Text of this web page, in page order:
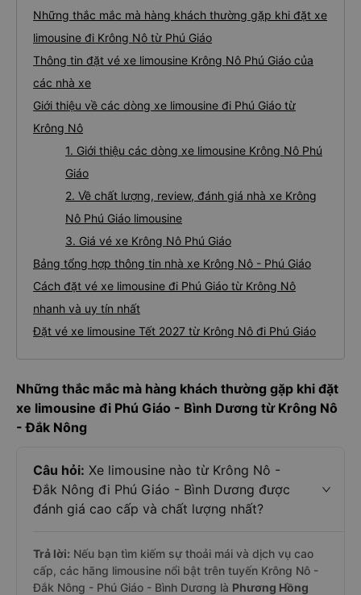
Những thắc mắc mà hàng khách thường gặp khi đặt xe
limousine đi Krông Nô từ Phú Giáo
Thông tin đặt vé xe limousine Krông Nô Phú Giáo của
các nhà xe
Giới thiệu về các dòng xe limousine đi Phú Giáo từ
Krông Nô
1. Giới thiệu các dòng xe limousine Krông Nô Phú
Giáo
2. Về chất lượng, review, đánh giá nhà xe Krông
Nô Phú Giáo limousine
3. Giá vé xe Krông Nô Phú Giáo
Bảng tổng hợp thông tin nhà xe Krông Nô - Phú Giáo
Cách đặt vé xe limousine đi Phú Giáo từ Krông Nô
nhanh và uy tín nhất
Đặt vé xe limousine Tết 2027 từ Krông Nô đi Phú Giáo
Những thắc mắc mà hàng khách thường gặp khi đặt
xe limousine đi Phú Giáo - Bình Dương từ Krông Nô
- Đắk Nông
Câu hỏi: Xe limousine nào từ Krông Nô -
Đắk Nông đi Phú Giáo - Bình Dương được
đánh giá cao cấp và chất lượng nhất?
Trả lời: Nếu bạn tìm kiếm sự thoải mái và dịch vụ cao
cấp, các hãng limousine nổi bật trên tuyến Krông Nô -
Đắk Nông - Phú Giáo - Bình Dương là Phương Hồng